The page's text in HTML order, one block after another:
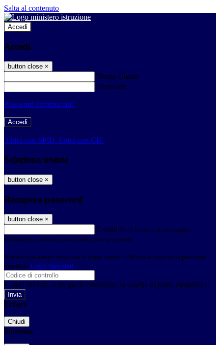
Salta al contenuto
Accedi
Accedi
button close ×
Nome Utente
Password
Password dimenticata?
-
Entra con SPID Entra con CIE
Seleziona utente
button close ×
Recupero password
button close ×
E-mail Verrà inviato un messaggio
all'indirizzo indicato con le istruzioni necessarie.
Non hai una e-mail associata al nome utente? Effettua il reset della password
tramite la Login Spaggiari
E-mail inviata, si prega di controllare la casella di posta elettronica!
Errore
Chiudi
Successo